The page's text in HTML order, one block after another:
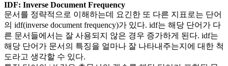
IDF: Inverse Document Frequency
문서를 정략적으로 이해하는데 요긴한 또 다른 지표로는 단어
의 idf(inverse document frequency)가 있다. idf는 해당 단어가 다
른 문서들에서는 잘 사용되지 않은 경우 증가하게 된다. idf는
해당 단어가 문서의 특징을 얼마나 잘 나타내주는지에 대한 척
도라고 생각할 수 있다.